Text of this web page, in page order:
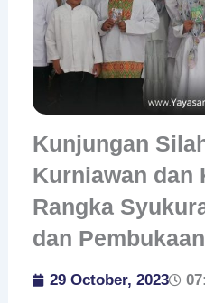
Kunjungan
Kurniawan dan
Rangka
dan
29 October, 2023